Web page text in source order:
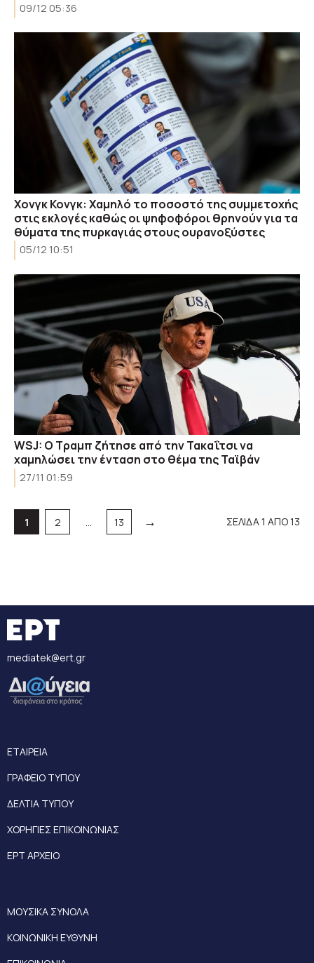
09/12 05:36
Χονγκ Κονγκ: Χαμηλό το ποσοστό της συμμετοχής
στις εκλογές καθώς οι ψηφοφόροι θρηνούν για τα
θύματα της πυρκαγιάς στους ουρανοξύστες
05/12 10:51
WSJ: Ο Τραμπ ζήτησε από την Τακαΐτσι να
χαμηλώσει την ένταση στο θέμα της Ταϊβάν
27/11 01:59
Σελίδα
1 Σελίδα
2 … Σελίδα
13 → ΣΕΛΙΔΑ 1 ΑΠΟ 13
mediatek@ert.gr
ΕΤΑΙΡΕΙΑ
ΓΡΑΦΕΙΟ ΤΥΠΟΥ
ΔΕΛΤΙΑ ΤΥΠΟΥ
ΧΟΡΗΓΙΕΣ ΕΠΙΚΟΙΝΩΝΙΑΣ
ΕΡΤ ΑΡΧΕΙΟ
ΜΟΥΣΙΚΑ ΣΥΝΟΛΑ
ΚΟΙΝΩΝΙΚΗ ΕΥΘΥΝΗ